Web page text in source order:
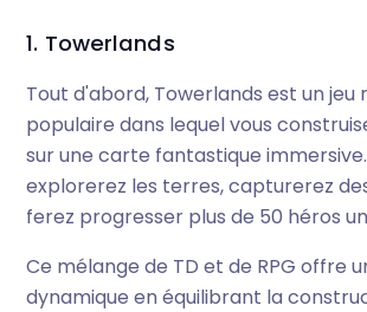
1. Towerlands
Tout d'abord, Towerlands est un jeu
populaire dans lequel vous
sur une carte fantastique
explorerez les terres, capturerez
ferez progresser plus de 50 héros
Ce mélange de TD et de RPG offre
dynamique en équilibrant la